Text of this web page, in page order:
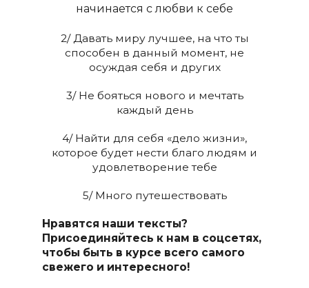
начинается с любви к себе
2/ Давать миру лучшее, на что ты
способен в данный момент, не
осуждая себя и других
3/ Не бояться нового и мечтать
каждый день
4/ Найти для себя «дело жизни»,
которое будет нести благо людям и
удовлетворение тебе
5/ Много путешествовать
Нравятся наши тексты?
Присоединяйтесь к нам в соцсетях,
чтобы быть в курсе всего самого
свежего и интересного!